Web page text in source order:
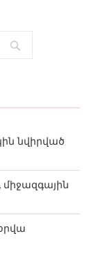
նվիրված
միջազգային